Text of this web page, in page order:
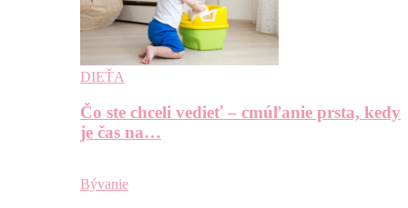
DIEŤA
Čo ste chceli vedieť – cmúľanie prsta, kedy
je čas na…
Bývanie